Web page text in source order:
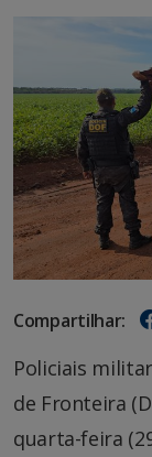
Compartilhar:
Policiais
de Fronteira
quarta-feira